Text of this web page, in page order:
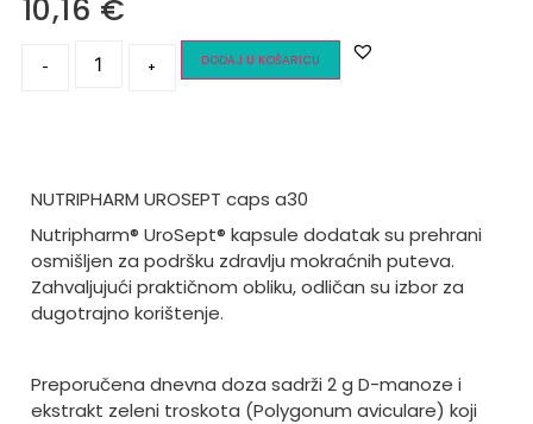
10,16 €
- + DODAJ U KOŠARICU
NUTRIPHARM UROSEPT caps a30
Nutripharm® UroSept® kapsule dodatak su prehrani
osmišljen za podršku zdravlju mokraćnih puteva.
Zahvaljujući praktičnom obliku, odličan su izbor za
dugotrajno korištenje.
Preporučena dnevna doza sadrži 2 g D-manoze i
ekstrakt zeleni troskota (Polygonum aviculare) koji